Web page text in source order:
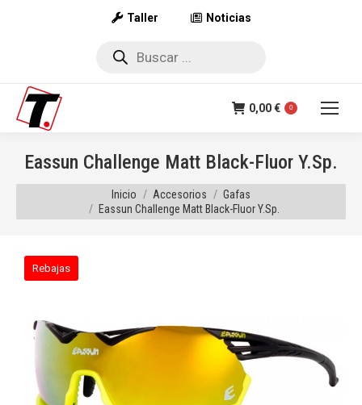
Taller Noticias
Búsqueda
0,00€ 0
Eassun Challenge Matt Black-Fluor Y.Sp.
Estás aquí:
Inicio Accesorios
Gafas
Eassun Challenge Matt Black-Fluor Y.Sp.
Rebajas